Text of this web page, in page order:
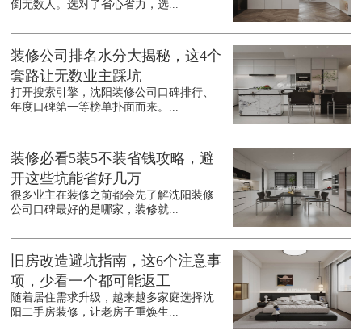
倒无数人。选对了省心省力，选...
装修公司排名水分大揭秘，这4个
套路让无数业主踩坑
打开搜索引擎，沈阳装修公司口碑排行、
年度口碑第一等榜单扑面而来。...
装修必看5装5不装省钱攻略，避
开这些坑能省好几万
很多业主在装修之前都会先了解沈阳装修
公司口碑最好的是哪家，装修就...
旧房改造避坑指南，这6个注意事
项，少看一个都可能返工
随着居住需求升级，越来越多家庭选择沈
阳二手房装修，让老房子重焕生...